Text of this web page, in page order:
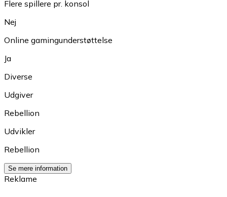
Flere spillere pr. konsol
Nej
Online gamingunderstøttelse
Ja
Diverse
Udgiver
Rebellion
Udvikler
Rebellion
Se mere information
Reklame